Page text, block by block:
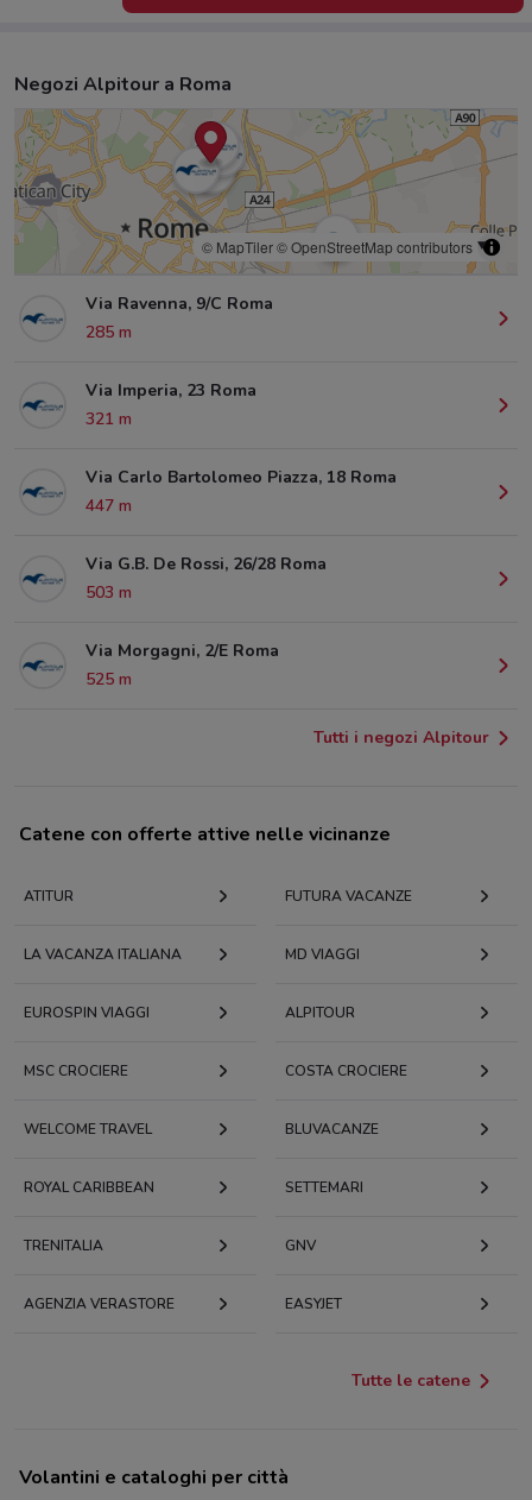
Negozi Alpitour a Roma
© MapTiler© OpenStreetMap contributors
Via Ravenna, 9/C Roma
285 m
Via Imperia, 23 Roma
321 m
Via Carlo Bartolomeo Piazza, 18 Roma
447 m
Via G.B. De Rossi, 26/28 Roma
503 m
Via Morgagni, 2/E Roma
525 m
Tutti i negozi Alpitour
Catene con offerte attive nelle vicinanze
ATITUR FUTURA VACANZE
LA VACANZA ITALIANA MD VIAGGI
EUROSPIN VIAGGI ALPITOUR
MSC CROCIERE COSTA CROCIERE
WELCOME TRAVEL BLUVACANZE
ROYAL CARIBBEAN SETTEMARI
TRENITALIA GNV
AGENZIA VERASTORE EASYJET
Tutte le catene
Volantini e cataloghi per città